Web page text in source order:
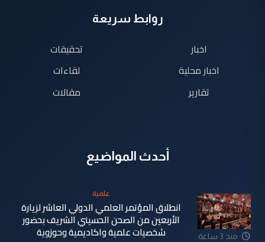
روابط سريعة
اخبار
اخبار محلية
تقارير
تحقيقات
لقاءات
مقالات
أحدث المواضيع
منذ 3 ساعة
علمية
انطلاق المؤتمر العلمي الدولي العاشر لزيارة
الأربعين من الصحن الحسيني الشريف بحضور
شخصيات علمية واكاديمية وحوزوية